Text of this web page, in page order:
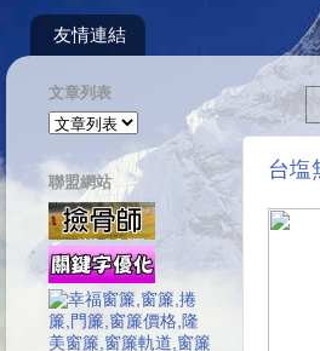
友情連結
台塩
文章列表
聯盟網站